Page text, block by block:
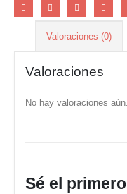
Valoraciones (0)
Valoraciones
No hay valoraciones aún.
Sé el